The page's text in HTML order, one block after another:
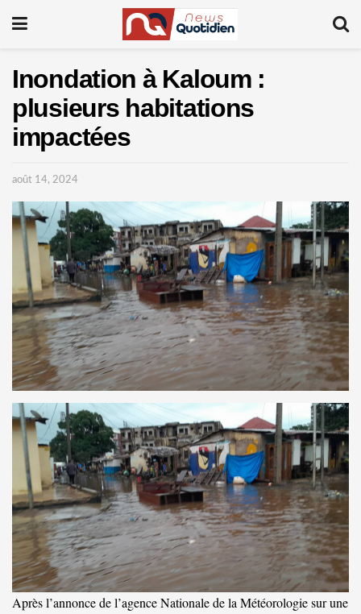
Inondation à Kaloum :
plusieurs habitations
impactées
août 14, 2024
Après l’annonce de l’agence Nationale de la Météorologie sur une